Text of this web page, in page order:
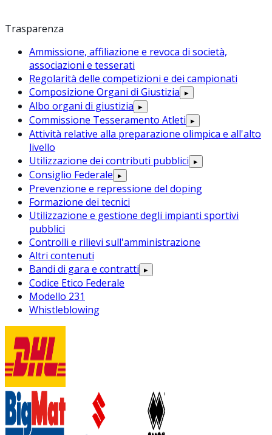
Trasparenza
Ammissione, affiliazione e revoca di società,
associazioni e tesserati
Regolarità delle competizioni e dei campionati
Composizione Organi di Giustizia ▸
Albo organi di giustizia ▸
Commissione Tesseramento Atleti ▸
Attività relative alla preparazione olimpica e all'alto
livello
Utilizzazione dei contributi pubblici ▸
Consiglio Federale ▸
Prevenzione e repressione del doping
Formazione dei tecnici
Utilizzazione e gestione degli impianti sportivi
pubblici
Controlli e rilievi sull'amministrazione
Altri contenuti
Bandi di gara e contratti ▸
Codice Etico Federale
Modello 231
Whistleblowing